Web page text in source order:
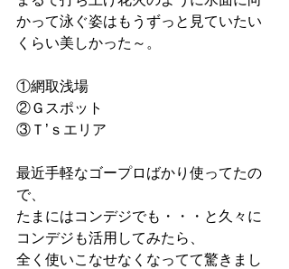
かって泳ぐ姿はもうずっと見ていたい
くらい美しかった～。
①網取浅場
②Ｇスポット
③Ｔ’ｓエリア
最近手軽なゴープロばかり使ってたの
で、
たまにはコンデジでも・・・と久々に
コンデジも活用してみたら、
全く使いこなせなくなってて驚きまし